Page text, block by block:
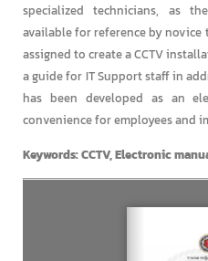
specialized technicians, as
available for reference by novice
assigned to create a CCTV
a guide for IT Support staff in
has been developed as an
convenience for employees and
Keywords: CCTV, Electronic